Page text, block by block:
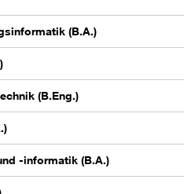
(B.A.)
(B.Eng.)
-informatik (B.A.)